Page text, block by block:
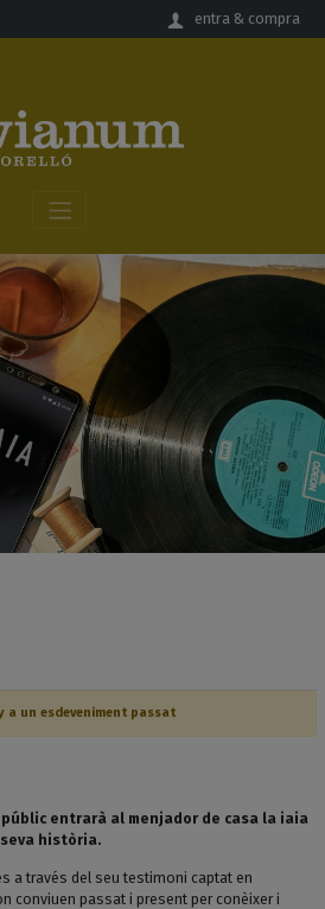
entra & compra
un esdeveniment passat
entrarà al menjador de casa la iaia
història.
a través del seu testimoni captat en
conviuen passat i present per conèixer i